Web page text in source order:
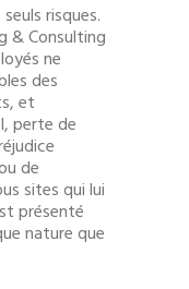
risques.
& Consulting
ne
des
et
perte de
de
sites qui lui
présenté
nature que